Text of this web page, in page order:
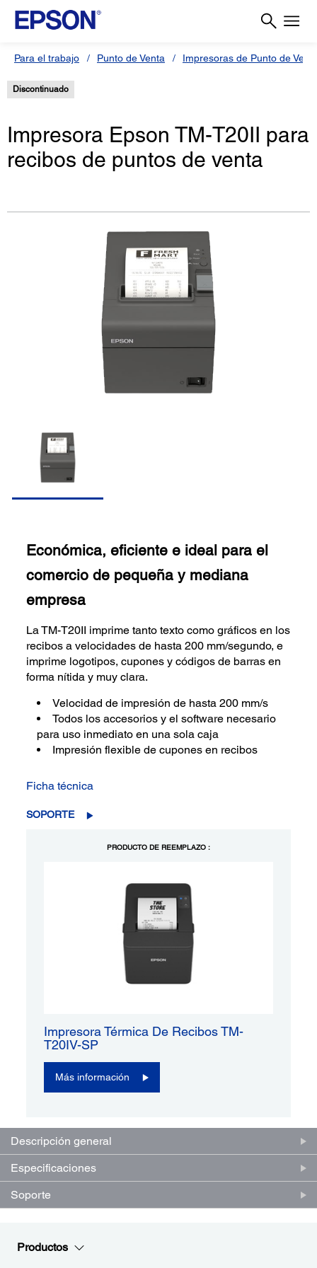
Para el trabajo Punto de Venta Impresoras de Punto de
Discontinuado
Impresora Epson TM-T20II para
recibos de puntos de venta
Económica, eficiente e ideal para el
comercio de pequeña y mediana
empresa
La TM-T20II imprime tanto texto como gráficos en los
recibos a velocidades de hasta 200 mm/segundo, e
imprime logotipos, cupones y códigos de barras en
forma nítida y muy clara.
Velocidad de impresión de hasta 200 mm/s
Todos los accesorios y el software necesario
para uso inmediato en una sola caja
Impresión flexible de cupones en recibos
Ficha técnica
SOPORTE
PRODUCTO DE REEMPLAZO :
Impresora Térmica De Recibos TM-
T20IV-SP
Más información
Descripción general
Especificaciones
Soporte
Productos